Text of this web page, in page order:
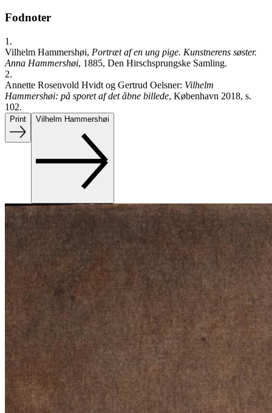
Fodnoter
1.
Vilhelm Hammershøi, Portræt af en ung pige. Kunstnerens søster.
Anna Hammershøi, 1885, Den Hirschsprungske Samling.
2.
Annette Rosenvold Hvidt og Gertrud Oelsner: Vilhelm
Hammershøi: på sporet af det åbne billede, København 2018, s.
102.
Print Vilhelm Hammershøi